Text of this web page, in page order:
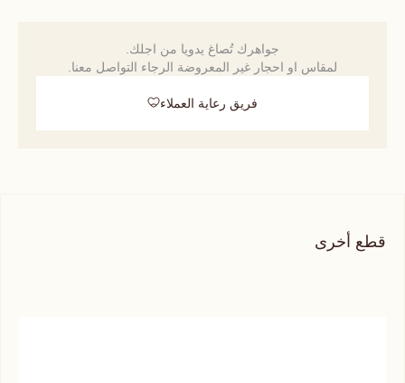
جواهرك تُصاغ يدويا من اجلك.
لمقاس او احجار غير المعروضة الرجاء التواصل معنا.
فريق رعاية العملاء
قطع أخرى